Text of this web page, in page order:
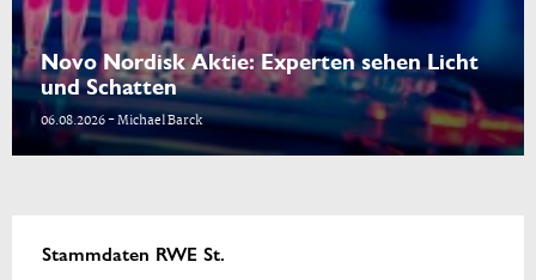
Novo Nordisk Aktie: Experten sehen Licht
und Schatten
06.08.2026 - Michael Barck
Stammdaten RWE St.